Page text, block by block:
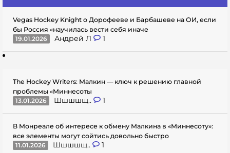
Vegas Hockey Knight о Дорофееве и Барбашеве на ОИ, если
бы Россия «научилась вести себя иначе
19.01.2026
Андрей Л 1
The Hockey Writers: Малкин — ключ к решению главной
проблемы «Миннесоты
13.01.2026
Шшшшщ.. 1
В Монреале об интересе к обмену Малкина в «Миннесоту»:
все элементы могут сойтись довольно быстро
11.01.2026
Шшшшщ.. 1